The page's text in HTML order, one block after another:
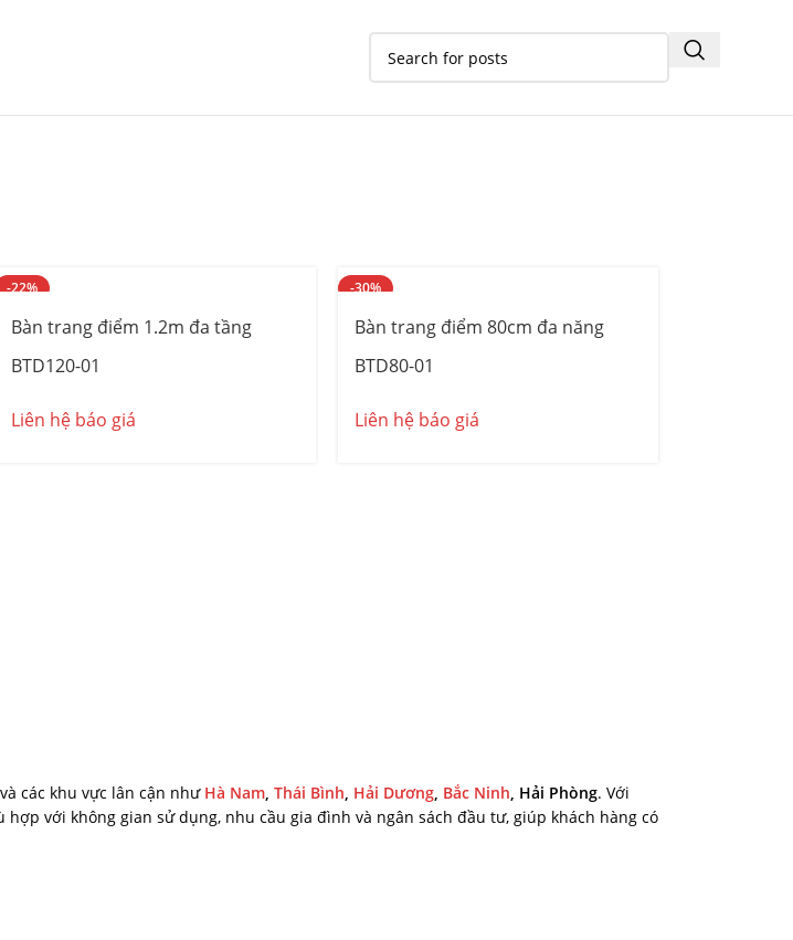
-22%
Bàn trang điểm 1.2m đa tầng
BTD120-01
Liên hệ báo giá
-30%
Bàn trang điểm 80cm đa năng
BTD80-01
Liên hệ báo giá
và các khu vực lân cận như Hà Nam, Thái Bình, Hải Dương, Bắc Ninh, Hải Phòng. Với
với không gian sử dụng, nhu cầu gia đình và ngân sách đầu tư, giúp khách hàng có